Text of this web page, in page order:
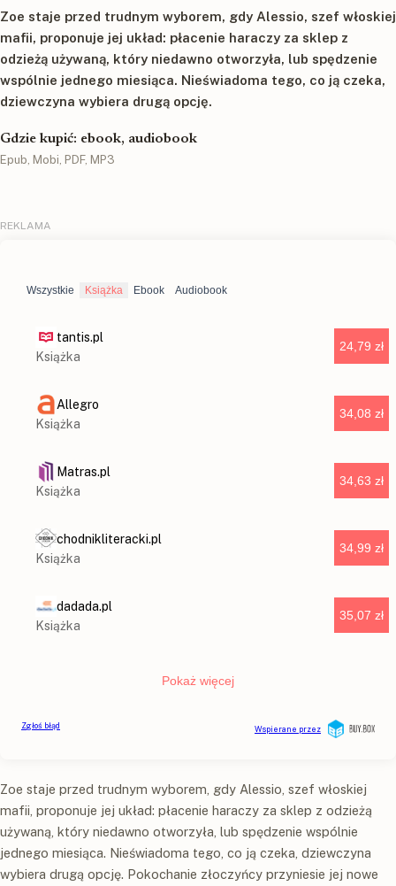
Zoe staje przed trudnym wyborem, gdy Alessio, szef włoskiej
mafii, proponuje jej układ: płacenie haraczy za sklep z
odzieżą używaną, który niedawno otworzyła, lub spędzenie
wspólnie jednego miesiąca. Nieświadoma tego, co ją czeka,
dziewczyna wybiera drugą opcję.
Gdzie kupić: ebook, audiobook
Epub, Mobi, PDF, MP3
Zoe staje przed trudnym wyborem, gdy Alessio, szef włoskiej
mafii, proponuje jej układ: płacenie haraczy za sklep z odzieżą
używaną, który niedawno otworzyła, lub spędzenie wspólnie
jednego miesiąca. Nieświadoma tego, co ją czeka, dziewczyna
wybiera drugą opcję. Pokochanie złoczyńcy przyniesie jej nowe